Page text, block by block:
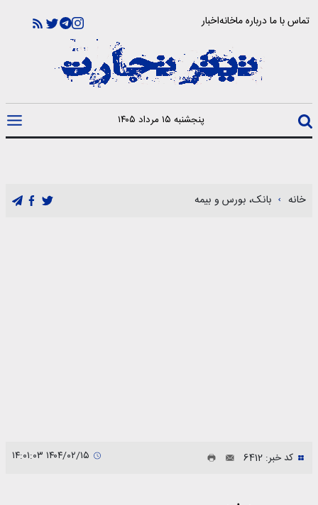
تماس با مادرباره ماخانهاخبار
پنجشنبه ۱۵ مرداد ۱۴۰۵
خانه بانک، بورس و بیمه
کد خبر: 6412